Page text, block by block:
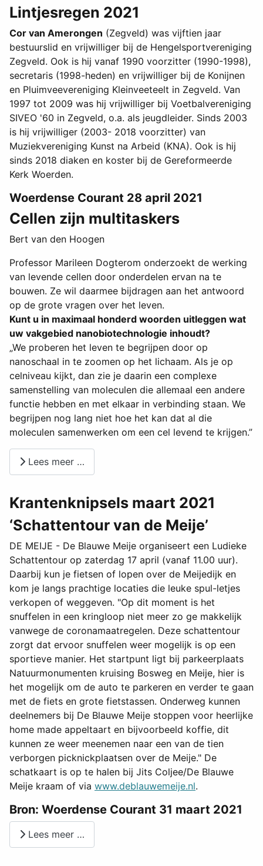
Lintjesregen 2021
Cor van Amerongen (Zegveld) was vijftien jaar
bestuurslid en vrijwilliger bij de Hengelsportvereniging
Zegveld. Ook is hij vanaf 1990 voorzitter (1990-1998),
secretaris (1998-heden) en vrijwilliger bij de Konijnen
en Pluimveevereniging Kleinveeteelt in Zegveld. Van
1997 tot 2009 was hij vrijwilliger bij Voetbalvereniging
SIVEO '60 in Zegveld, o.a. als jeugdleider. Sinds 2003
is hij vrijwilliger (2003- 2018 voorzitter) van
Muziekvereniging Kunst na Arbeid (KNA). Ook is hij
sinds 2018 diaken en koster bij de Gereformeerde
Kerk Woerden.
Woerdense Courant 28 april 2021
Cellen zijn multitaskers
Bert van den Hoogen
Professor Marileen Dogterom onderzoekt de werking
van levende cellen door onderdelen ervan na te
bouwen. Ze wil daarmee bijdragen aan het antwoord
op de grote vragen over het leven.
Kunt u in maximaal honderd woorden uitleggen wat
uw vakgebied nanobiotechnologie inhoudt?
„We proberen het leven te begrijpen door op
nanoschaal in te zoomen op het lichaam. Als je op
celniveau kijkt, dan zie je daarin een complexe
samenstelling van moleculen die allemaal een andere
functie hebben en met elkaar in verbinding staan. We
begrijpen nog lang niet hoe het kan dat al die
moleculen samenwerken om een cel levend te krijgen.”
Lees meer …
Krantenknipsels maart 2021
‘Schattentour van de Meije’
DE MEIJE - De Blauwe Meije organiseert een Ludieke
Schattentour op zaterdag 17 april (vanaf 11.00 uur).
Daarbij kun je fietsen of lopen over de Meijedijk en
kom je langs prachtige locaties die leuke spul-letjes
verkopen of weggeven. "Op dit moment is het
snuffelen in een kringloop niet meer zo ge makkelijk
vanwege de coronamaatregelen. Deze schattentour
zorgt dat ervoor snuffelen weer mogelijk is op een
sportieve manier. Het startpunt ligt bij parkeerplaats
Natuurmonumenten kruising Bosweg en Meije, hier is
het mogelijk om de auto te parkeren en verder te gaan
met de fiets en grote fietstassen. Onderweg kunnen
deelnemers bij De Blauwe Meije stoppen voor heerlijke
home made appeltaart en bijvoorbeeld koffie, dit
kunnen ze weer meenemen naar een van de tien
verborgen picknickplaatsen over de Meije." De
schatkaart is op te halen bij Jits Coljee/De Blauwe
Meije kraam of via www.deblauwemeije.nl.
Bron: Woerdense Courant 31 maart 2021
Lees meer …